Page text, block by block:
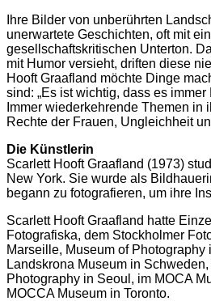
Ihre Bilder von unberührten
unerwartete Geschichten, oft mit
gesellschaftskritischen Unterton.
mit Humor versieht, driften diese
Hooft Graafland möchte Dinge
sind: „Es ist wichtig, dass es immer
Immer wiederkehrende Themen in
Rechte der Frauen, Ungleichheit
Die Künstlerin
Scarlett Hooft Graafland (1973)
New York. Sie wurde als
begann zu fotografieren, um ihre
Scarlett Hooft Graafland hatte
Fotografiska, dem Stockholmer
Marseille, Museum of Photography
Landskrona Museum in
Photography in Seoul, im MOCA
MOCCA Museum in Toronto.